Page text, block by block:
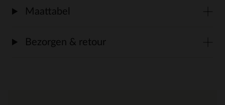
Maattabel
Bezorgen & retour